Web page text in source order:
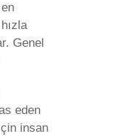
Genel
eden
insan